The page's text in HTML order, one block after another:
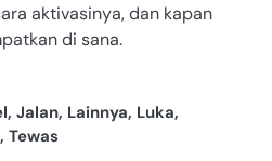
aktivasinya, dan kapan
di sana.
, Jalan, Lainnya, Luka,
, Tewas